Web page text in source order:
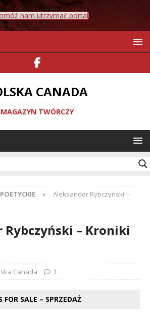
nam utrzymać portal
CANADA
MAGAZYN TWÓRCZY
Aleksander Rybczyński –
Rybczyński – Kroniki
Canada 1
FOR SALE – SPRZEDAŻ